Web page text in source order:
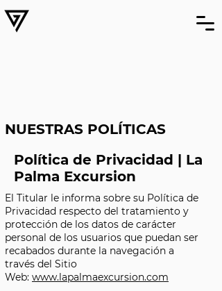
NUESTRAS POLÍTICAS
Política de Privacidad | La
Palma Excursion
El Titular le informa sobre su Política de
Privacidad respecto del tratamiento y
protección de los datos de carácter
personal de los usuarios que puedan ser
recabados durante la navegación a
través del Sitio
Web: www.lapalmaexcursion.com